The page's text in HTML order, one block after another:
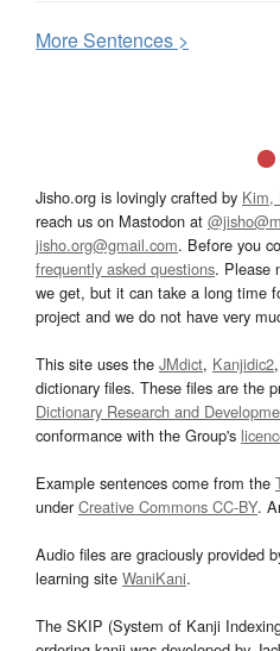
MoreSentences >
Jisho.org is lovingly crafted by Kim,
reach us on Mastodon at
jisho.org@gmail.com. Before you
frequently asked questions. Please
we get, but it can take a long time
project and we do not have very
This site uses the JMdict, Kanjidic2,
dictionary files. These files are the
Dictionary Research and
conformance with the Group's
Example sentences come from the
underCreative Commons CC-BY.
Audio files are graciously provided
learning site WaniKani.
The SKIP (System of Kanji